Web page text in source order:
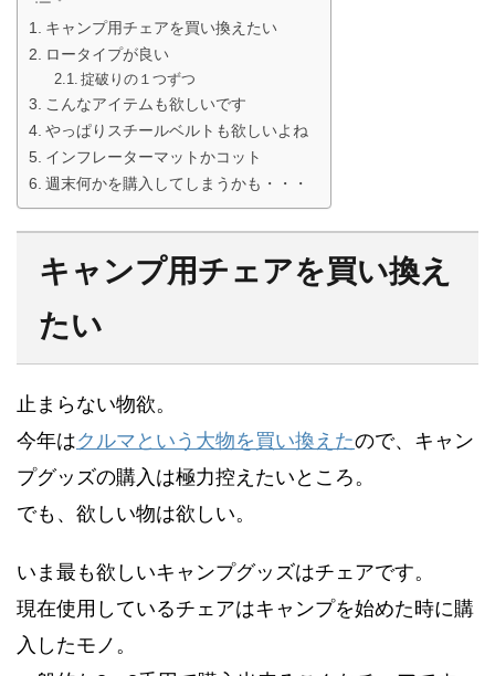
キャンプ用チェアを買い換えたい
ロータイプが良い
掟破りの１つずつ
こんなアイテムも欲しいです
やっぱりスチールベルトも欲しいよね
インフレーターマットかコット
週末何かを購入してしまうかも・・・
キャンプ用チェアを買い換え
たい
止まらない物欲。
今年はクルマという大物を買い換えたので、キャン
プグッズの購入は極力控えたいところ。
でも、欲しい物は欲しい。
いま最も欲しいキャンプグッズはチェアです。
現在使用しているチェアはキャンプを始めた時に購
入したモノ。